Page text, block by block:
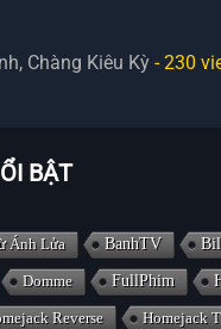
Chàng Kiêu Kỳ - 230
BẬT
Ánh Lửa BanhTV
Domme FullPhim
Reverse Homejack